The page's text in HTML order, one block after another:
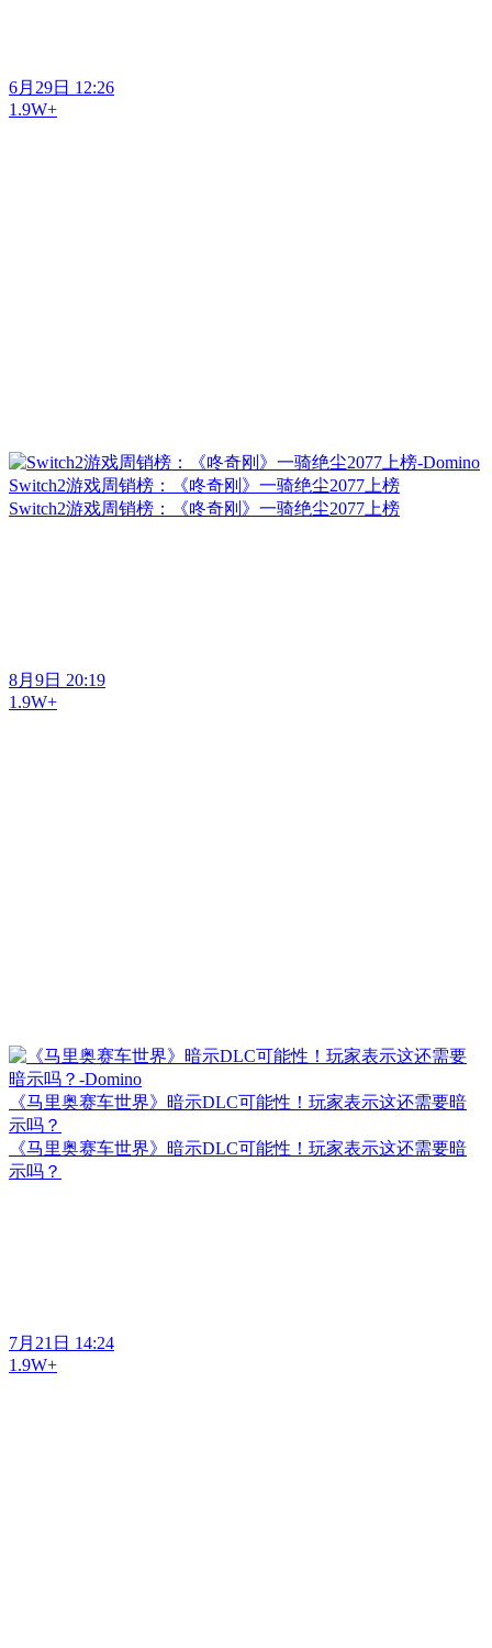
6月29日 12:26
1.9W+
Switch2游戏周销榜：《咚奇刚》一骑绝尘2077上榜
Switch2游戏周销榜：《咚奇刚》一骑绝尘2077上榜
8月9日 20:19
1.9W+
《马里奥赛车世界》暗示DLC可能性！玩家表示这还需要暗
示吗？
《马里奥赛车世界》暗示DLC可能性！玩家表示这还需要暗
示吗？
7月21日 14:24
1.9W+